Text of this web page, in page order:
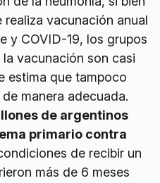
vacunación anual
y COVID-19, los grupos
vacunación son casi
estima que tampoco
manera adecuada.
de argentinos
primario contra
de recibir un
más de 6 meses